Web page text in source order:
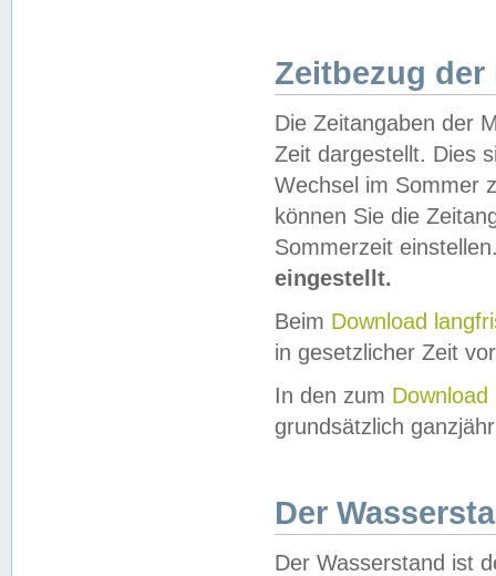
Zeitbezug der
Die Zeitangaben der
Zeit dargestellt. Dies
Wechsel im Sommer
können Sie die
Sommerzeit
eingestellt.
Beim Download
in gesetzlicher Zeit
In den zum Download
grundsätzlich
Der
Der Wasserstand ist